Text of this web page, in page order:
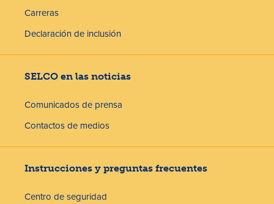
Carreras
Declaración de inclusión
SELCO en las noticias
Comunicados de prensa
Contactos de medios
Instrucciones y preguntas frecuentes
Centro de seguridad